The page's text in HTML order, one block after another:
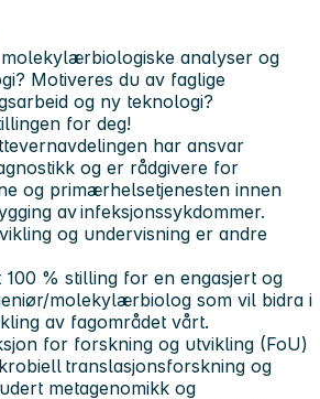
analyser og
Motiveres du av faglige
og ny teknologi?
for deg!
har ansvar
og er rådgivere for
og primærhelsetjenesten innen
av infeksjonssykdommer.
og undervisning er andre
% stilling for en engasjert og
molekylærbiolog som vil bidra i
av fagområdet vårt.
for forskning og utvikling (FoU)
translasjonsforskning og
metagenomikk og